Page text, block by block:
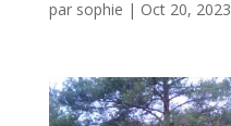
par sophie | Oct 20, 2023